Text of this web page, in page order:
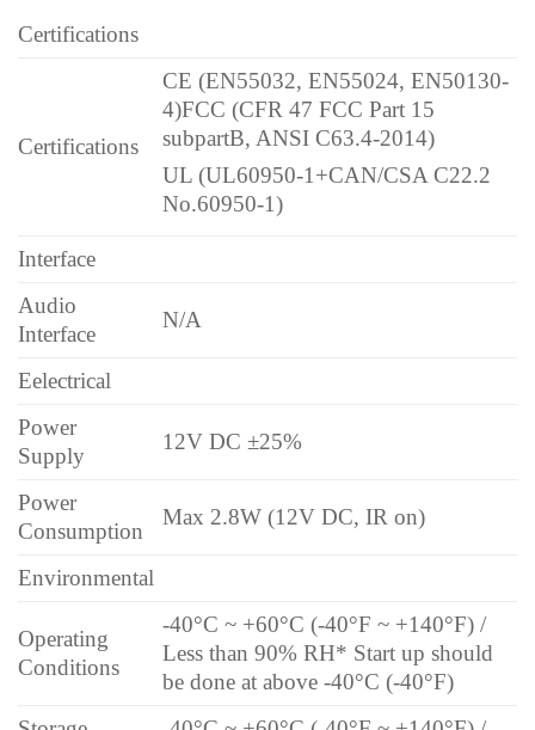
Certifications
Certifications
CE (EN55032, EN55024, EN50130-
4)FCC (CFR 47 FCC Part 15
subpartB, ANSI C63.4-2014)
UL (UL60950-1+CAN/CSA C22.2
No.60950-1)
Interface
Audio
Interface
N/A
Eelectrical
Power
Supply
12V DC ±25%
Power
Consumption
Max 2.8W (12V DC, IR on)
Environmental
Operating
Conditions
-40°C ~ +60°C (-40°F ~ +140°F) /
Less than 90% RH* Start up should
be done at above -40°C (-40°F)